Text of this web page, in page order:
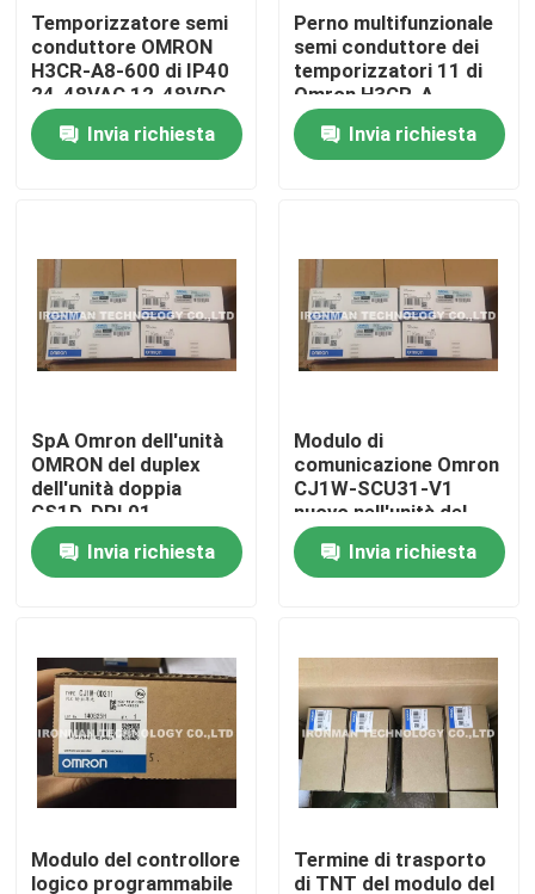
Chi siamo
Contatti
Prodotti
Modulo di controllo dello SpA
Modulo dello SpA di Honeywell
Regolatore di Honeywell HC900
Modulo di Honeywell FSC
Honeywell cabla i prodotti
Pacchetto della batteria di Honeywell
Temporizzatore semi
conduttore OMRON
H3CR-A8-600 di IP40
24-48VAC 12-48VDC
8kV
Invia richiesta
Perno multifunzionale
semi conduttore dei
temporizzatori 11 di
Omron H3CR-A
Invia richiesta
SpA Omron dell'unità
OMRON del duplex
dell'unità doppia
CS1D-DPL01
Invia richiesta
Modulo di
comunicazione Omron
CJ1W-SCU31-V1
nuovo nell'unità del
CPU dello SpA della
scatolaInvia richiesta
Modulo del controllore
logico programmabile
Termine di trasporto
di TNT del modulo del